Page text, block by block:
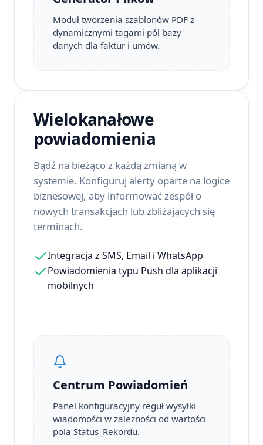
Moduł tworzenia szablonów PDF z
dynamicznymi tagami pól bazy
danych dla faktur i umów.
Wielokanałowe
powiadomienia
Bądź na bieżąco z każdą zmianą w
systemie. Konfiguruj alerty oparte na logice
biznesowej, aby informować zespół o
nowych transakcjach lub zbliżających się
terminach.
Integracja z SMS, Email i WhatsApp
Powiadomienia typu Push dla aplikacji
mobilnych
Centrum Powiadomień
Panel konfiguracyjny reguł wysyłki
wiadomości w zależności od wartości
pola Status_Rekordu.